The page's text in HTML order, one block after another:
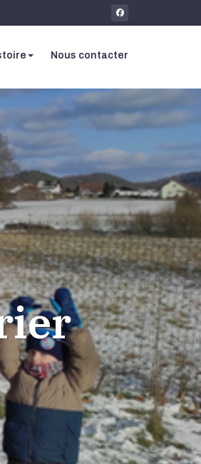
Nous contacter